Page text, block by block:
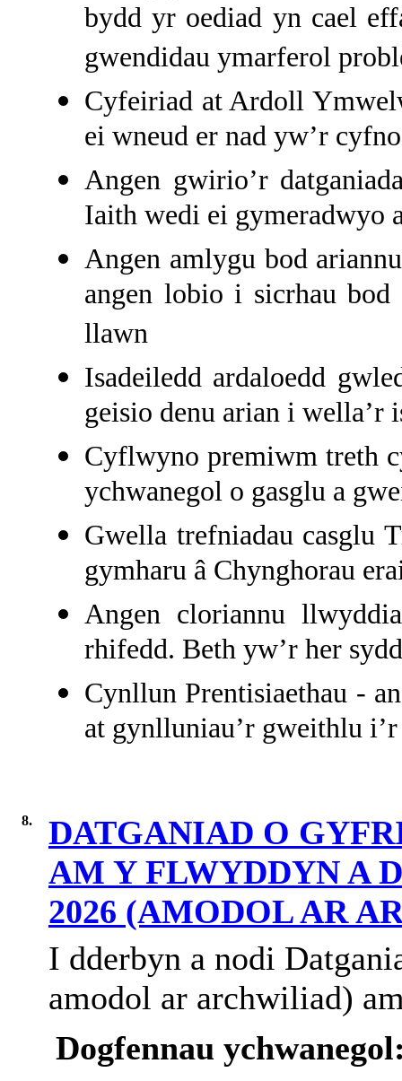
bydd yr oediad yn cael
gwendidau ymarferol
Cyfeiriad at Ardoll
ei wneud er nad yw’r
Angen gwirio’r
Iaith wedi ei gymeradwyo
Angen amlygu bod
angen lobio i sicrhau
llawn
Isadeiledd ardaloedd
geisio denu arian i wella’r
Cyflwyno premiwm treth
ychwanegol o gasglu a
Gwella trefniadau casglu
gymharu â Chynghorau
Angen cloriannu
rhifedd. Beth yw’r her
Cynllun Prentisiaethau -
at gynlluniau’r gweithlu
8.
DATGANIAD O
AM Y FLWYDDYN A
2026 (AMODOL AR
I dderbyn a nodi
amodol ar archwiliad)
Dogfennau